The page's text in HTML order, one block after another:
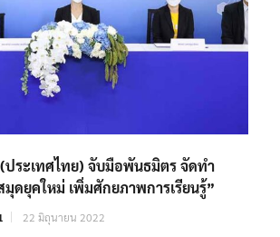
ประเทศไทย) จับมือพันธมิตร จัดทำ
มุดยุคใหม่ เพิ่มศักยภาพการเรียนรู้”
22 มิถุนายน 2022